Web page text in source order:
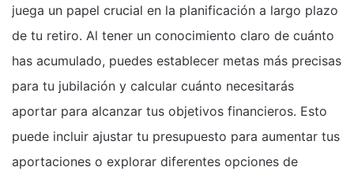
juega un papel crucial en la planificación a largo plazo
de tu retiro. Al tener un conocimiento claro de cuánto
has acumulado, puedes establecer metas más precisas
para tu jubilación y calcular cuánto necesitarás
aportar para alcanzar tus objetivos financieros. Esto
puede incluir ajustar tu presupuesto para aumentar tus
aportaciones o explorar diferentes opciones de